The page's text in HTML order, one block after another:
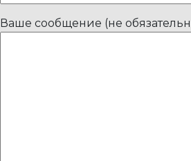
Ваше сообщение (не